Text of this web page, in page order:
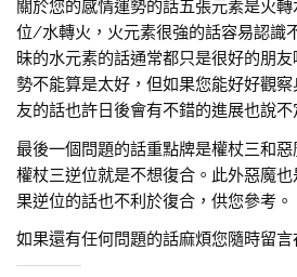
關於您的感情運勢的話五張元素是火
位/水轉火，火元素很強的話容易認識
昧的水元素的話通常都只是很好的朋
勢不能算是太好，但如果您能好好觀
友的話也許日後會有不錯的進展也說不
最後一個問題的話重點牌是權杖三和
權杖三逆位就是不想復合。此外惡魔
果逆位的話也不利於復合，供您參考。
如果還有任何問題的話麻煩您隨時留言